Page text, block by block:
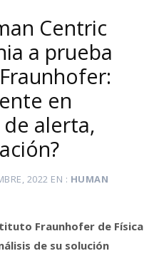
Centric
a prueba
en
alerta,
2022 EN
HUMAN
Fraunhofer de Física
de su solución